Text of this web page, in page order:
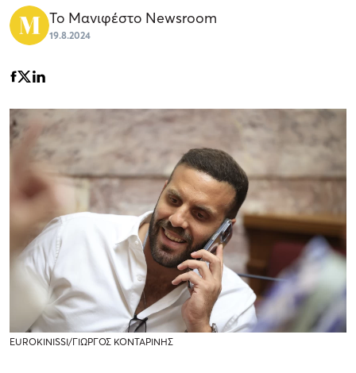
Το Μανιφέστο Newsroom
19.8.2024
EUROKINISSI/ΓΙΩΡΓΟΣ ΚΟΝΤΑΡΙΝΗΣ